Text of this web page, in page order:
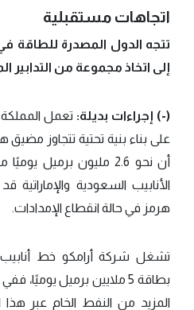
اتجاهات مستقبلية
تتجه الدول المصدرة
إلى اتخاذ مجموعة من التدابير
(-) إجراءات بديلة: تعمل المملكة
على بناء بنية تحتية تتجاوز مضيق
أن نحو 2.6 مليون برميل
الأنابيب السعودية
هرمز في حالة انقطاع الإمدادات.
تشغل شركة أرامكو خط
المزيد من النفط الخام عبر